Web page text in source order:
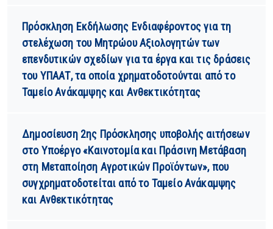
Πρόσκληση Εκδήλωσης Ενδιαφέροντος για τη
στελέχωση του Μητρώου Αξιολογητών των
επενδυτικών σχεδίων για τα έργα και τις δράσεις
του ΥΠΑΑΤ, τα οποία χρηματοδοτούνται από το
Ταμείο Ανάκαμψης και Ανθεκτικότητας
Δημοσίευση 2ης Πρόσκλησης υποβολής αιτήσεων
στο Υποέργο «Καινοτομία και Πράσινη Μετάβαση
στη Μεταποίηση Αγροτικών Προϊόντων», που
συγχρηματοδοτείται από το Ταμείο Ανάκαμψης
και Ανθεκτικότητας